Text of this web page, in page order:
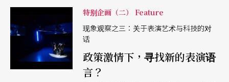
特别企画（二） Feature
现象观察之三：关于表演艺术与科技的对
话
政策激情下，寻找新的表演语
言？